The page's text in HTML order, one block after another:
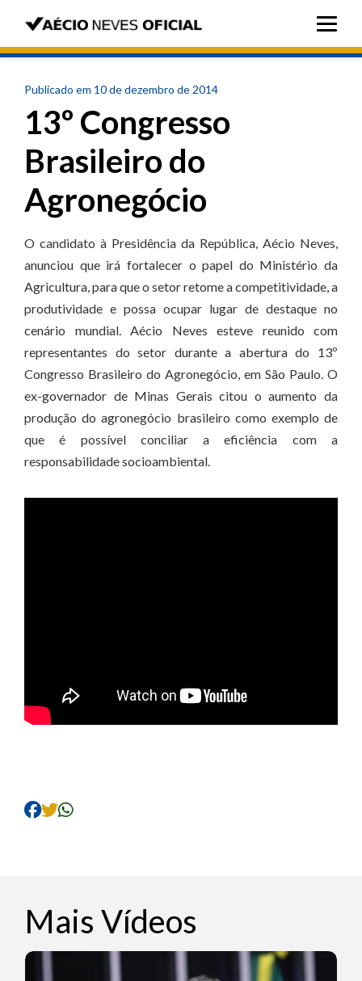
Publicado em 10 de dezembro de 2014
13º Congresso
Brasileiro do
Agronegócio
O candidato à Presidência da República, Aécio Neves,
anunciou que irá fortalecer o papel do Ministério da
Agricultura, para que o setor retome a competitividade, a
produtividade e possa ocupar lugar de destaque no
cenário mundial. Aécio Neves esteve reunido com
representantes do setor durante a abertura do 13º
Congresso Brasileiro do Agronegócio, em São Paulo. O
ex-governador de Minas Gerais citou o aumento da
produção do agronegócio brasileiro como exemplo de
que é possível conciliar a eficiência com a
responsabilidade socioambiental.
Mais Vídeos